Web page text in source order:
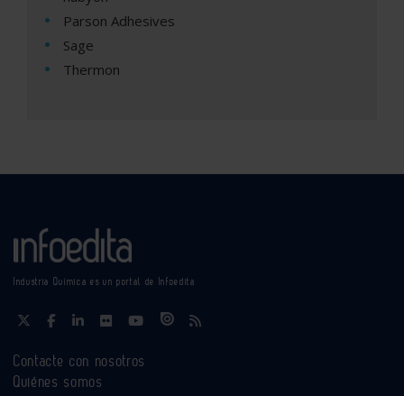
Parson Adhesives
Sage
Thermon
Industria Química es un portal de Infoedita
Contacte con nosotros
Quiénes somos